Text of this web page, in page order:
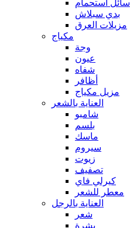
سائل أستحمام
بدي سبلاش
مزيلات العرق
مكياج
وجة
عيون
شفاه
أظافر
مزيل مكياج
العناية بالشعر
شامبو
بلسم
ماسك
سيروم
زيوت
تصفيف
كيرلي فاي
معطر للشعر
العناية بالرجل
شعر
بشرة